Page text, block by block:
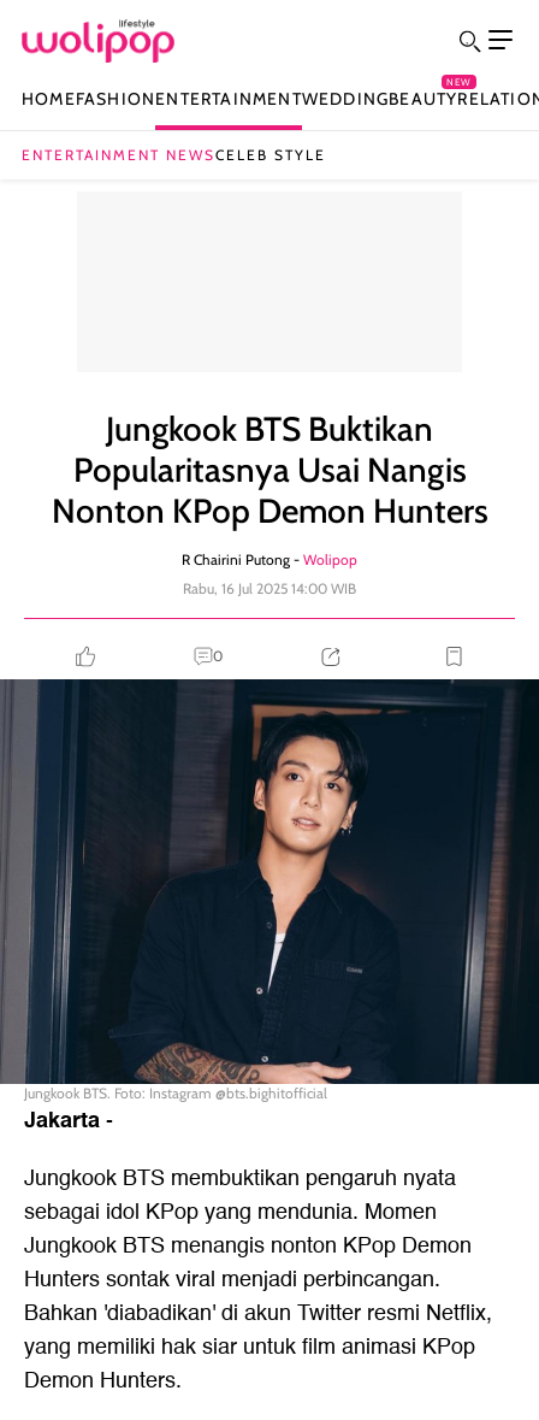
HOMEFASHIONENTERTAINMENTWEDDINGBEAUTY
NEW
ENTERTAINMENT NEWSCELEB STYLE
Jungkook BTS Buktikan
Popularitasnya Usai Nangis
Nonton KPop Demon Hunters
R Chairini Putong - Wolipop
Rabu, 16 Jul 2025 14:00 WIB
0
Jungkook BTS. Foto: Instagram @bts.bighitofficial
Jakarta-
Jungkook BTS membuktikan pengaruh nyata
sebagai idol KPop yang mendunia. Momen
Jungkook BTS menangis nonton KPop Demon
Hunters sontak viral menjadi perbincangan.
Bahkan 'diabadikan' di akun Twitter resmi Netflix,
yang memiliki hak siar untuk film animasi KPop
Demon Hunters.